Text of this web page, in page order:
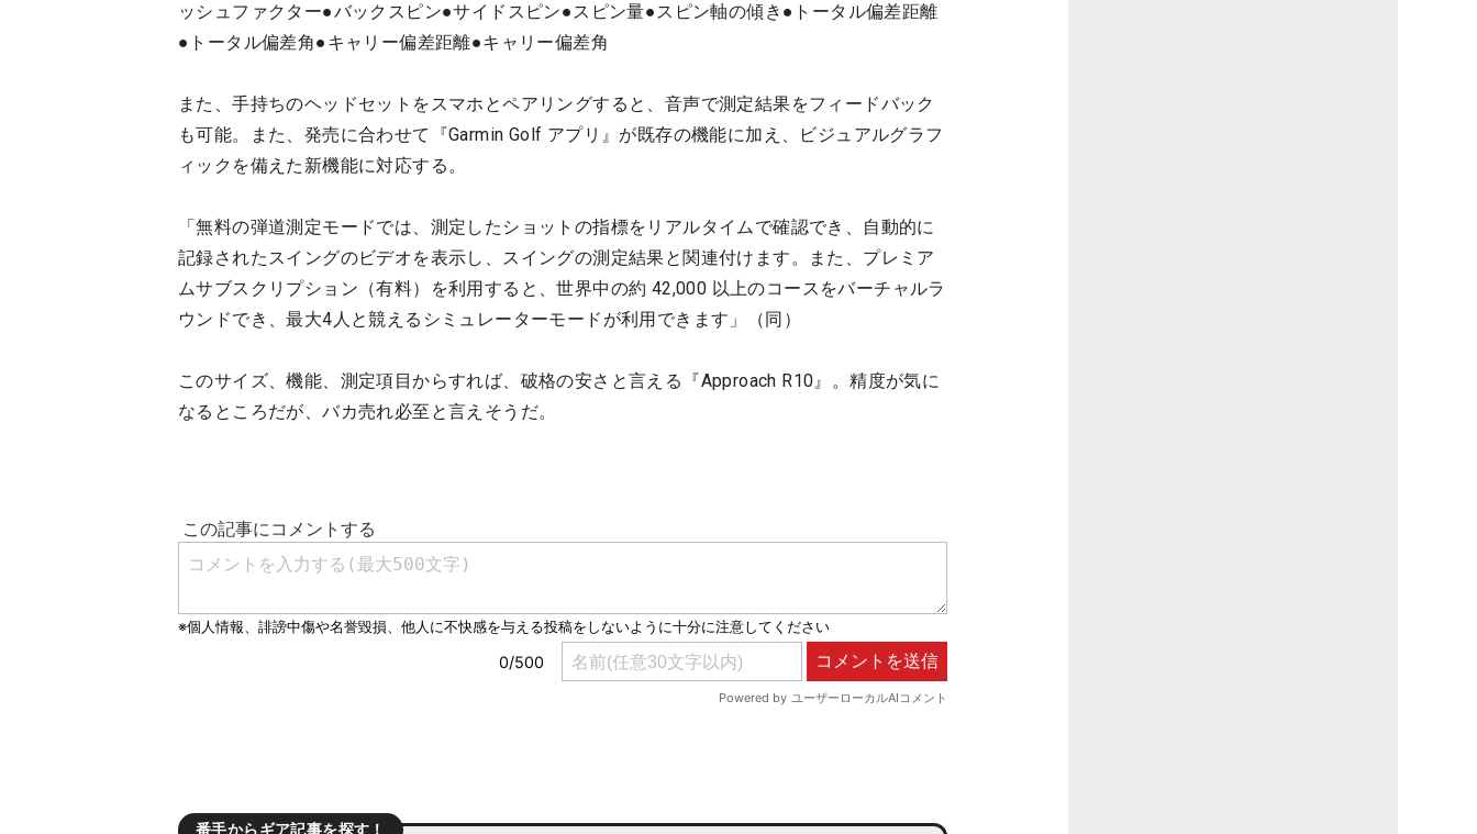
ッシュファクター●バックスピン●サイドスピン●スピン量●スピン軸の傾き●トータル偏差距離
●トータル偏差角●キャリー偏差距離●キャリー偏差角
また、手持ちのヘッドセットをスマホとペアリングすると、音声で測定結果をフィードバック
も可能。また、発売に合わせて『Garmin Golf アプリ』が既存の機能に加え、ビジュアルグラフ
ィックを備えた新機能に対応する。
「無料の弾道測定モードでは、測定したショットの指標をリアルタイムで確認でき、自動的に
記録されたスイングのビデオを表示し、スイングの測定結果と関連付けます。また、プレミア
ムサブスクリプション（有料）を利用すると、世界中の約 42,000 以上のコースをバーチャルラ
ウンドでき、最大4人と競えるシミュレーターモードが利用できます」（同）
このサイズ、機能、測定項目からすれば、破格の安さと言える『Approach R10』。精度が気に
なるところだが、バカ売れ必至と言えそうだ。
番手からギア記事を探す！